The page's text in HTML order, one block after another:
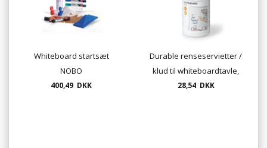
Whiteboard startsæt
NOBO
400,49 DKK
Durable renseservietter /
klud til whiteboardtavle,
5759 02
28,54 DKK